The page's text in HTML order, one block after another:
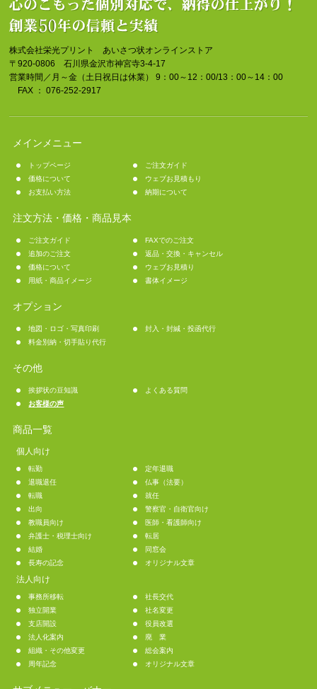
株式会社栄光プリント あいさつ状オンラインストア
〒920-0806 石川県金沢市神宮寺3-4-17
営業時間／月～金（土日祝日は休業） 9：00～12：00/13：00～14：00
FAX ： 076-252-2917
メインメニュー
トップページ
ご注文ガイド
価格について
ウェブお見積もり
お支払い方法
納期について
注文方法・価格・商品見本
ご注文ガイド
FAXでのご注文
追加のご注文
返品・交換・キャンセル
価格について
ウェブお見積り
用紙・商品イメージ
書体イメージ
オプション
地図・ロゴ・写真印刷
封入・封緘・投函代行
料金別納・切手貼り代行
その他
挨拶状の豆知識
よくある質問
お客様の声
商品一覧
個人向け
転勤
定年退職
退職退任
仏事（法要）
転職
就任
出向
警察官・自衛官向け
教職員向け
医師・看護師向け
弁護士・税理士向け
転居
結婚
同窓会
長寿の記念
オリジナル文章
法人向け
事務所移転
社長交代
独立開業
社名変更
支店開設
役員改選
法人化案内
廃 業
組織・その他変更
総会案内
周年記念
オリジナル文章